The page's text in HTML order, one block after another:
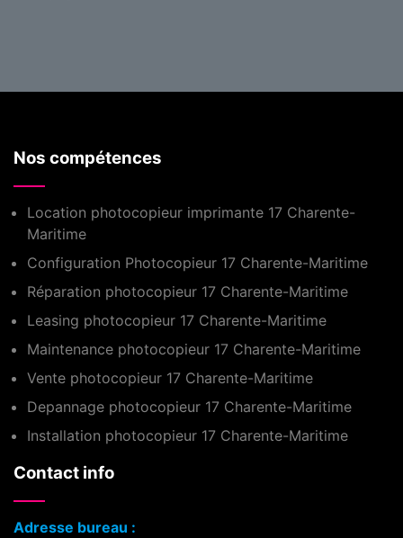
Nos compétences
Location photocopieur imprimante 17 Charente-
Maritime
Configuration Photocopieur 17 Charente-Maritime
Réparation photocopieur 17 Charente-Maritime
Leasing photocopieur 17 Charente-Maritime
Maintenance photocopieur 17 Charente-Maritime
Vente photocopieur 17 Charente-Maritime
Depannage photocopieur 17 Charente-Maritime
Installation photocopieur 17 Charente-Maritime
Contact info
Adresse bureau :